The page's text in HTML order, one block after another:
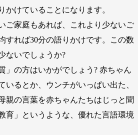
かけていることになります。
ご家庭もあれば、これより少ないご
すれば30分の語りかけです。この数
ないでしょうか?
の方はいかがでしょう? 赤ちゃん
いるとか、ウンチがいっぱい出た、
親の言葉を赤ちゃんたちはじっと聞
育」というような、優れた言語環境